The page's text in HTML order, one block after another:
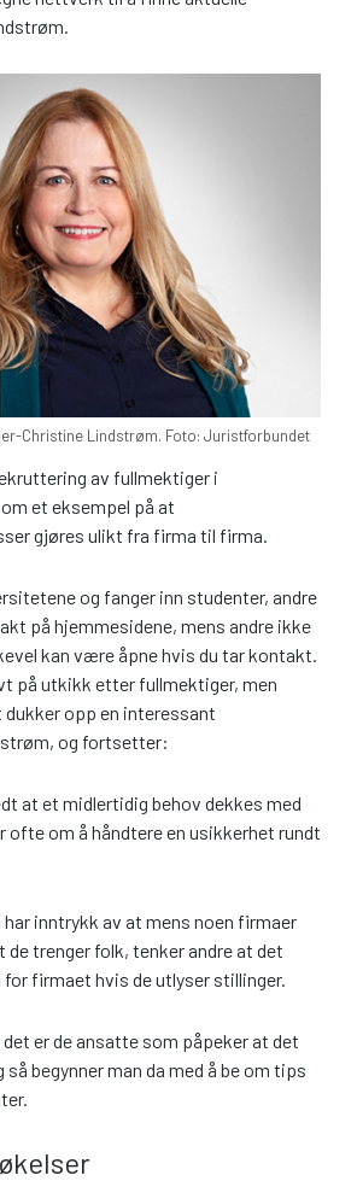
Christine Lindstrøm. Foto: Juristforbundet
av fullmektiger i
et eksempel på at
gjøres ulikt fra firma til firma.
og fanger inn studenter, andre
på hjemmesidene, mens andre ikke
kan være åpne hvis du tar kontakt.
på utkikk etter fullmektiger, men
opp en interessant
og fortsetter:
at et midlertidig behov dekkes med
ofte om å håndtere en usikkerhet rundt
inntrykk av at mens noen firmaer
de trenger folk, tenker andre at det
for firmaet hvis de utlyser stillinger.
er de ansatte som påpeker at det
begynner man da med å be om tips